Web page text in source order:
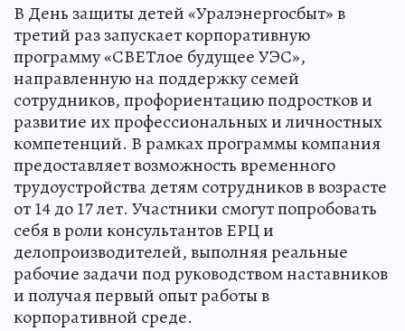
В День защиты детей «Уралэнергосбыт» в
третий раз запускает корпоративную
программу «СВЕТлое будущее УЭС»,
направленную на поддержку семей
сотрудников, профориентацию подростков и
развитие их профессиональных и личностных
компетенций. В рамках программы компания
предоставляет возможность временного
трудоустройства детям сотрудников в возрасте
от 14 до 17 лет. Участники смогут попробовать
себя в роли консультантов ЕРЦ и
делопроизводителей, выполняя реальные
рабочие задачи под руководством наставников
и получая первый опыт работы в
корпоративной среде.